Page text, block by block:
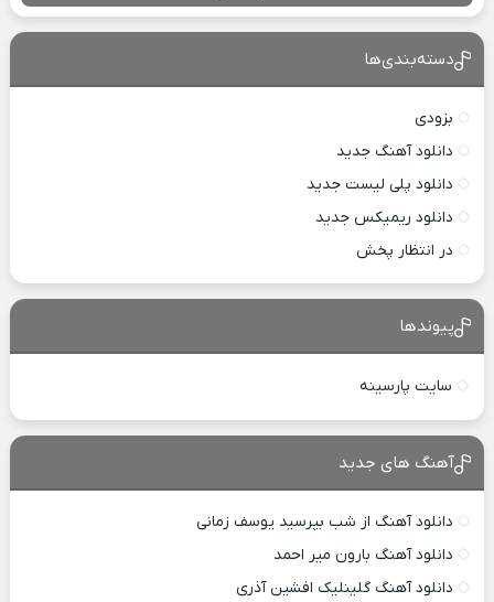
دسته‌بندی‌ها
بزودی
دانلود آهنگ جدید
دانلود پلی لیست جدید
دانلود ریمیکس جدید
در انتظار پخش
پیوندها
سایت پارسینه
آهنگ های جدید
دانلود آهنگ از شب بپرسید یوسف زمانی
دانلود آهنگ بارون میر احمد
دانلود آهنگ گلینلیک افشین آذری